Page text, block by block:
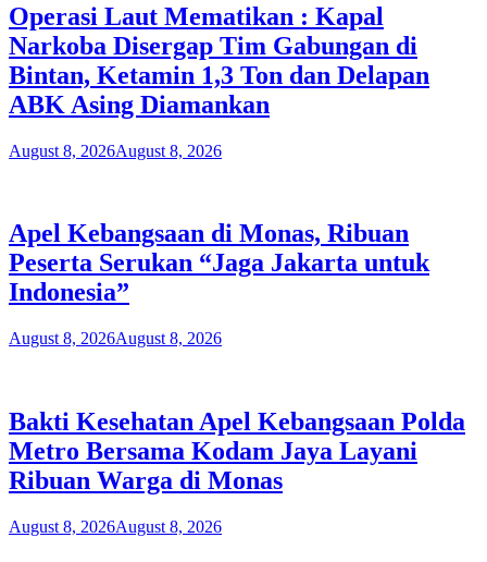
Operasi Laut Mematikan : Kapal
Narkoba Disergap Tim Gabungan di
Bintan, Ketamin 1,3 Ton dan Delapan
ABK Asing Diamankan
August 8, 2026August 8, 2026
Apel Kebangsaan di Monas, Ribuan
Peserta Serukan “Jaga Jakarta untuk
Indonesia”
August 8, 2026August 8, 2026
Bakti Kesehatan Apel Kebangsaan Polda
Metro Bersama Kodam Jaya Layani
Ribuan Warga di Monas
August 8, 2026August 8, 2026